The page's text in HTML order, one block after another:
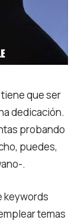
tiene que ser
dedicación.
probando
puedes,
.
keywords
temas